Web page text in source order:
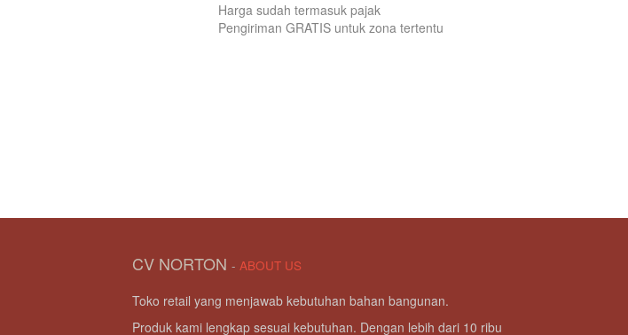
Harga sudah termasuk pajak
Pengiriman GRATIS untuk zona tertentu
CV NORTON - ABOUT US
Toko retail yang menjawab kebutuhan bahan bangunan.
Produk kami lengkap sesuai kebutuhan. Dengan lebih dari 10 ribu